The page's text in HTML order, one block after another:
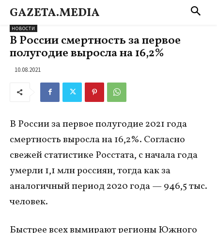
GAZETA.MEDIA
НОВОСТИ
В России смертность за первое
полугодие выросла на 16,2%
10.08.2021
В России за первое полугодие 2021 года
смертность выросла на 16,2%. Согласно
свежей статистике Росстата, с начала года
умерли 1,1 млн россиян, тогда как за
аналогичный период 2020 года — 946,5 тыс.
человек.
Быстрее всех вымирают регионы Южного